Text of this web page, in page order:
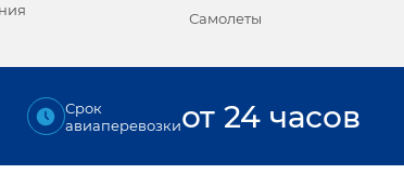
Самолеты
Срок
авиаперевозкиот 24 часов